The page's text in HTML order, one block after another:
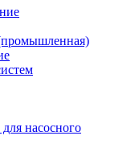
насосного